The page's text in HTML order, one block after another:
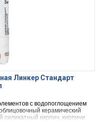
Линкер Стандарт
с водопоглощением
керамический
силикатный кирпич, кирпичи